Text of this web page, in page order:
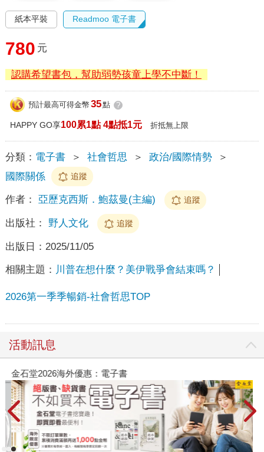
紙本平裝 Readmoo 電子書
780 元
認購希望書包，幫助弱勢孩童上學不中斷！
預計最高可得金幣 35點 ?
HAPPY GO享100累1點 4點抵1元 折抵無上限
分類： 電子書 ＞ 社會哲思 ＞ 政治/國際情勢
＞
國際關係
追蹤
作者： 亞歷克西斯．鮑茲曼(主編) 追蹤
出版社： 野人文化 追蹤
出版日： 2025/11/05
相關主題： 川普在想什麼？美伊戰爭會結束嗎？
2026第一季季暢銷-社會哲思TOP
活動訊息
金石堂2026海外優惠：電子書